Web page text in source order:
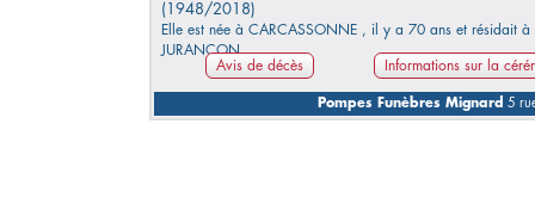
(1948/2018)
Elle est née à CARCASSONNE , il y a 70 ans et résidait à
JURANCON.
Avis de décès
Informations sur la
Pompes Funèbres Mignard 5